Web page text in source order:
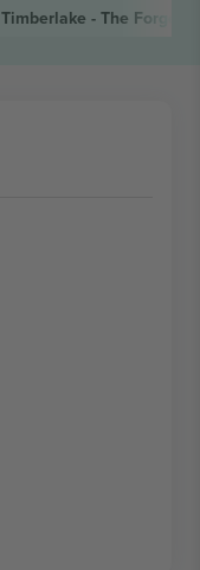
- The Forget